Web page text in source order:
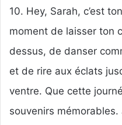
10. Hey, Sarah, c’est
moment de laisser ton
dessus, de danser
et de rire aux éclats
ventre. Que cette
souvenirs